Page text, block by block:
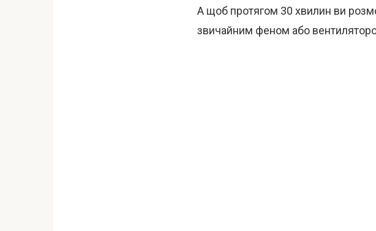
А щоб протягом 30 хвилин ви
звичайним феном або